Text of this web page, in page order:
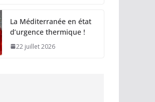
La Méditerranée en état
d’urgence thermique !
22 juillet 2026